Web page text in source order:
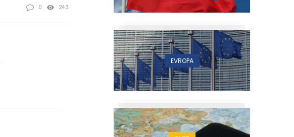
0 243
EVROPA